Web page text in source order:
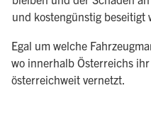
und kostengünstig beseitigt
Egal um welche
wo innerhalb Österreichs
österreichweit vernetzt.